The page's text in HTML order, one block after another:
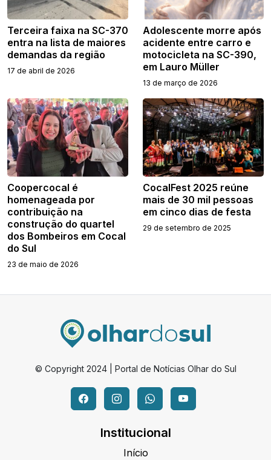
Terceira faixa na SC-370
entra na lista de maiores
demandas da região
17 de abril de 2026
Adolescente morre após
acidente entre carro e
motocicleta na SC-390,
em Lauro Müller
13 de março de 2026
Coopercocal é
homenageada por
contribuição na
construção do quartel
dos Bombeiros em Cocal
do Sul
23 de maio de 2026
CocalFest 2025 reúne
mais de 30 mil pessoas
em cinco dias de festa
29 de setembro de 2025
© Copyright 2024 | Portal de Notícias Olhar do Sul
Institucional
Início